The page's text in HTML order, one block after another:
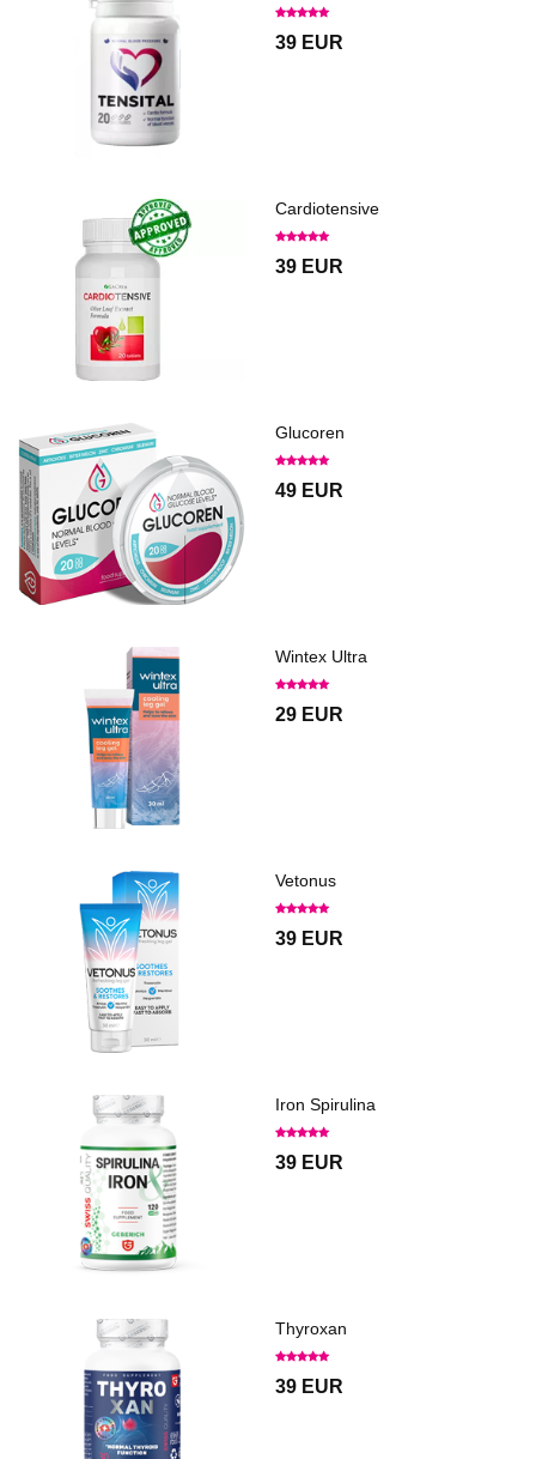
39 EUR
Cardiotensive
39 EUR
Glucoren
49 EUR
Wintex Ultra
29 EUR
Vetonus
39 EUR
Iron Spirulina
39 EUR
Thyroxan
39 EUR